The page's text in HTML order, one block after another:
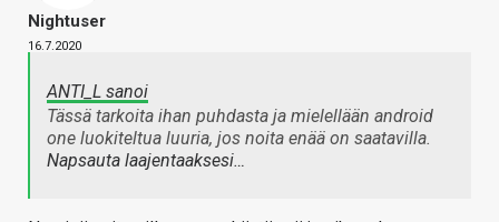
Nightuser
16.7.2020
ANTI_L sanoi
Tässä tarkoita ihan puhdasta ja mielellään android
one luokiteltua luuria, jos noita enää on saatavilla.
Napsauta laajentaaksesi…